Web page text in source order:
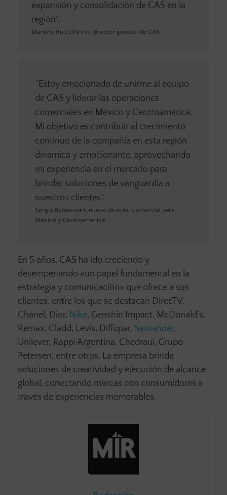
expansión y consolidación de CAS en la
región”.
Mariano Ruiz Chirino, director general de CAS
“Estoy emocionado de unirme al equipo
de CAS y liderar las operaciones
comerciales en México y Centroamérica.
Mi objetivo es contribuir al crecimiento
continuo de la compañía en esta región
dinámica y emocionante, aprovechando
mi experiencia en el mercado para
brindar soluciones de vanguardia a
nuestros clientes”.
Sergio Betancourt, nuevo director comercial para
México y Centroamérica
En 5 años, CAS ha ido creciendo y
desempeñando «un papel fundamental en la
estrategia y comunicación» que ofrece a sus
clientes, entre los que se destacan DirecTV,
Chanel, Dior, Nike, Genshin Impact, McDonald’s,
Remax, Cladd, Levis, Diffupar, Santander,
Unilever, Rappi Argentina, Chedraui, Grupo
Petersen, entre otros. La empresa brinda
soluciones de creatividad y ejecución de alcance
global, conectando marcas con consumidores a
través de experiencias memorables.